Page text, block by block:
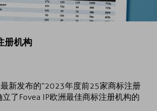
册机构
新发布的“2023年度前25家商标注册
立了Fovea IP欧洲最佳商标注册机构的